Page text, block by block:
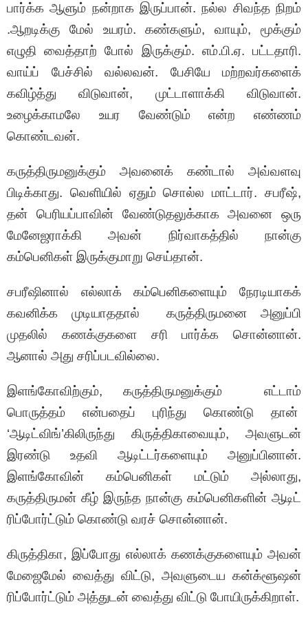
பார்க்க ஆளும் நன்றாக இருப்பான். நல்ல சிவந்த நிறம்
.ஆறடிக்கு மேல் உயரம். கண்களும், வாயும், மூக்கும்
எழுதி வைத்தாற் போல் இருக்கும். எம்.பி.ஏ. பட்டதாரி.
வாய்ப் பேச்சில் வல்லவன். பேசியே மற்றவர்களைக்
கவிழ்த்து விடுவான், முட்டாளாக்கி விடுவான்.
உழைக்காமலே உயர வேண்டும் என்ற எண்ணம்
கொண்டவன்.
கருத்திருமனுக்கும் அவனைக் கண்டால் அவ்வளவு
பிடிக்காது. வெளியில் ஏதும் சொல்ல மாட்டார். சபரீஷ்,
தன் பெரியப்பாவின் வேண்டுதலுக்காக அவனை ஒரு
மேனேஜராக்கி அவன் நிர்வாகத்தில் நான்கு
கம்பெனிகள் இருக்குமாறு செய்தான்.
சபரீஷினால் எல்லாக் கம்பெனிகளையும் நேரடியாகக்
கவனிக்க முடியாததால் கருத்திருமனை அனுப்பி
முதலில் கணக்குகளை சரி பார்க்க சொன்னான்.
ஆனால் அது சரிப்படவில்லை.
இளங்கோவிற்கும், கருத்திருமனுக்கும் எட்டாம்
பொருத்தம் என்பதைப் புரிந்து கொண்டு தான்
‘ஆடிட்விங்’கிலிருந்து கிருத்திகாவையும், அவளுடன்
இரண்டு உதவி ஆடிட்டர்களையும் அனுப்பினான்.
இளங்கோவின் கம்பெனிகள் மட்டும் அல்லாது,
கருத்திருமன் கீழ் இருந்த நான்கு கம்பெனிகளின் ஆடிட்
ரிப்போர்ட்டும் கொண்டு வரச் சொன்னான்.
கிருத்திகா, இப்போது எல்லாக் கணக்குகளையும் அவன்
மேஜைமேல் வைத்து விட்டு, அவளுடைய கன்க்ளூஷன்
ரிப்போர்ட்டும் அத்துடன் வைத்து விட்டு போயிருக்கிறாள்.